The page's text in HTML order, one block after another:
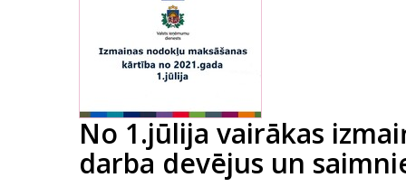
No 1.jūlija vairākas
darba devējus un